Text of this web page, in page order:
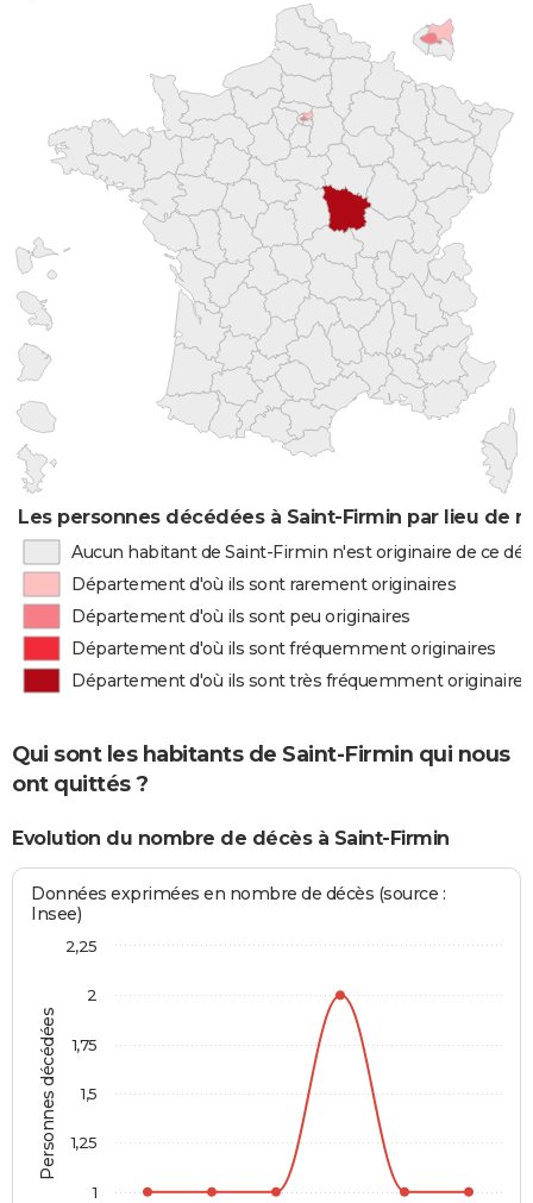
Les personnes décédées à Saint-Firmin par lieu de
Aucun habitant de Saint-Firmin n'est originaire de ce
Département d'où ils sont rarement originaires
Département d'où ils sont peu originaires
Département d'où ils sont fréquemment originaires
Département d'où ils sont très fréquemment originaires
Qui sont les habitants de Saint-Firmin qui nous
ont quittés ?
Evolution du nombre de décès à Saint-Firmin
Personnes décédées
Données exprimées en nombre de décès (source :
Insee)
1
1,25
1,5
1,75
2
2,25